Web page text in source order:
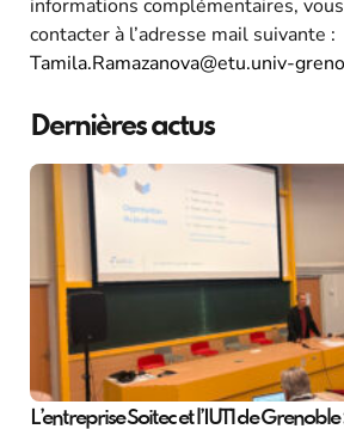
informations complémentaires,
contacter à l’adresse mail suivante :
Tamila.Ramazanova@etu.univ-
Dernières actus
L’entreprise Soitec et l’IUT1 de